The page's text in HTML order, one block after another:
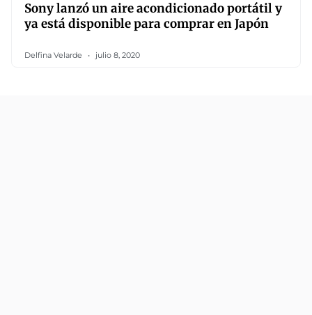
Sony lanzó un aire acondicionado portátil y
ya está disponible para comprar en Japón
Delfina Velarde julio 8, 2020